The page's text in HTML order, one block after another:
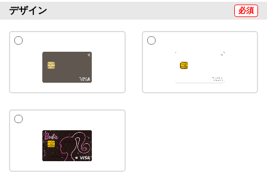
デザイン 必須